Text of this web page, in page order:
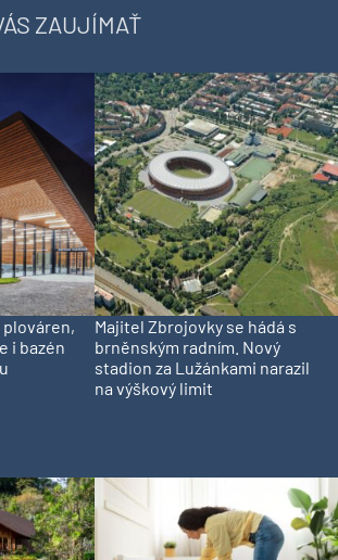
ZAUJÍMAŤ
i bazén
Majitel Zbrojovky se hádá s
brněnským radním. Nový
stadion za Lužánkami narazil
na výškový limit